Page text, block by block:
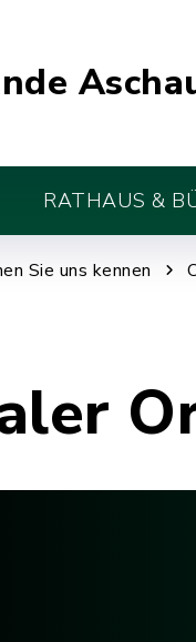
RATHAUS &
Sie uns kennen